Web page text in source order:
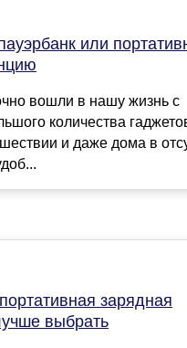
или
вошли в нашу жизнь с
количества
и даже дома в
зарядная
выбрать